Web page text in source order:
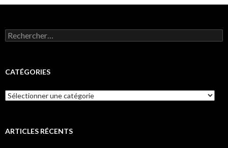
Rechercher :
CATÉGORIES
Catégories
ARTICLES RÉCENTS